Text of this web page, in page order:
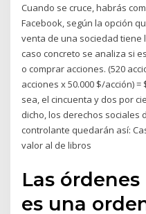
Cuando se cruce, habrás
Facebook, según la opción
venta de una sociedad tiene
caso concreto se analiza si
o comprar acciones. (520
acciones x 50.000 $/acción) =
sea, el cincuenta y dos por
dicho, los derechos sociales
controlante quedarán así:
valor al de libros
Las
es una